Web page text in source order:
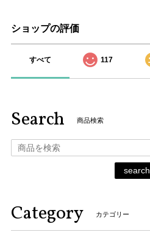
ショップの評価
すべて 117
Search 商品検索
search
Category カテゴリー